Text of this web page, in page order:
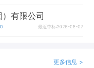
有限公司
0 最近中标:2026-08-07
更多信息 >